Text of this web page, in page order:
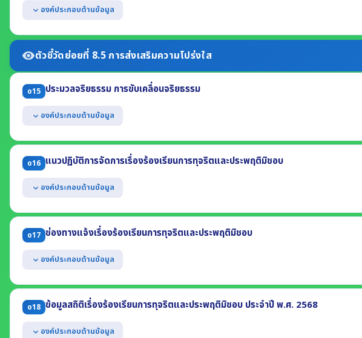
expand_more องค์ประกอบด้านข้อมูล
แสดงผลการบริหารทรัพยากรบุคคล ประจำปี พ.ศ. 2568 อย่างน้อยประกอบด้วย
(1) รายการหรือกิจกรรมการบริหารทรัพยากรบุคคล (2) ผลการดำเนินการ
(3) ช่วงระยะเวลาในการดำเนินการ
(4) ข้อมูลสถิติกรอบอัตรากำลัง กรอบมีเงิน กรอบคนครอง (ข้อมูล ณ 30 ก.ย. 2568)
แสดงผลการพัฒนาทรัพยากรบุคคล ประจำปี พ.ศ. 2568
visibilityตัวชี้วัดย่อยที่ 8.5 การส่งเสริมความโปร่งใส
o15 ประมวลจริยธรรม การขับเคลื่อนจริยธรรม
expand_more องค์ประกอบด้านข้อมูล
แสดงประมวลจริยธรรมสำหรับเจ้าหน้าที่ของรัฐ
แสดงผลการเสริมสร้างมาตรฐานทางจริยธรรมให้แก่เจ้าหน้าที่ อย่างน้อยประกอบด้วย
(1) การจัดตั้งทีมให้คำปรึกษาตอบคำถามทางจริยธรรม
(2) แนวปฏิบัติ Dos & Don'ts
o16 แนวปฏิบัติการจัดการเรื่องร้องเรียนการทุจริตและประพฤติมิชอบ
expand_more องค์ประกอบด้านข้อมูล
แสดงคู่มือหรือแนวทางการดำเนินการต่อเรื่องร้องเรียนการทุจริตและประพฤติมิชอบ อย่างน้อยประกอ
(1) รายละเอียดข้อมูลที่ผู้ร้องควรรู้ (2) ช่องทางแจ้งเรื่องร้องเรียน
(3) ขั้นตอนหรือวิธีการจัดการ (4) ส่วนงานที่รับผิดชอบ (5) ระยะเวลา
o17 ช่องทางแจ้งเรื่องร้องเรียนการทุจริตและประพฤติมิชอบ
expand_more องค์ประกอบด้านข้อมูล
แสดงช่องทางออนไลน์ของหน่วยงานที่บุคคลภายนอกสามารถแจ้งเรื่องร้องเรียนการทุจริตและประพฤ
แยกต่างหากจากช่องทางการร้องเรียนทั่วไป
มีการปกปิดข้อมูลของผู้แจ้งเบาะแส
สามารถเข้าถึงหรือเชื่อมโยงได้จากหน้าแรกของเว็บไซต์หลักของหน่วยงาน
o18 ข้อมูลสถิติเรื่องร้องเรียนการทุจริตและประพฤติมิชอบ ประจำปี พ.ศ. 2568
expand_more องค์ประกอบด้านข้อมูล